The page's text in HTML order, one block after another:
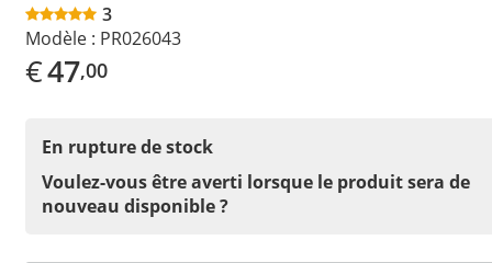
3
Modèle : PR026043
€47,00
En rupture de stock
Voulez-vous être averti lorsque le produit sera de
nouveau disponible ?